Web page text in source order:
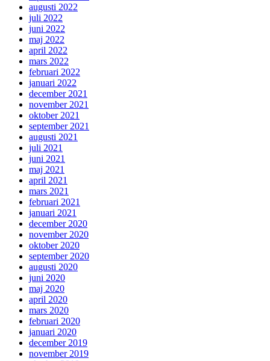
augusti 2022
juli 2022
juni 2022
maj 2022
april 2022
mars 2022
februari 2022
januari 2022
december 2021
november 2021
oktober 2021
september 2021
augusti 2021
juli 2021
juni 2021
maj 2021
april 2021
mars 2021
februari 2021
januari 2021
december 2020
november 2020
oktober 2020
september 2020
augusti 2020
juni 2020
maj 2020
april 2020
mars 2020
februari 2020
januari 2020
december 2019
november 2019